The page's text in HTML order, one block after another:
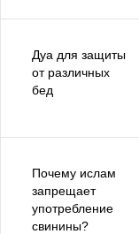
Дуа для защиты
от различных
бед
Почему ислам
запрещает
употребление
свинины?